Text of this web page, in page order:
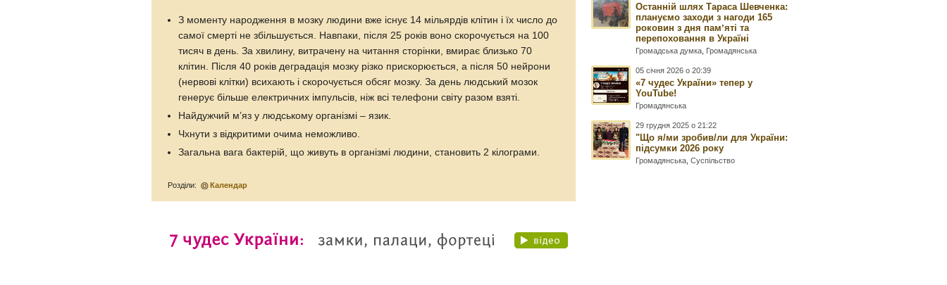
З моменту народження в мозку людини вже існує 14 мільярдів клітин і їх число до
самої смерті не збільшується. Навпаки, після 25 років воно скорочується на 100
тисяч в день. За хвилину, витрачену на читання сторінки, вмирає близько 70
клітин. Після 40 років деградація мозку різко прискорюється, а після 50 нейрони
(нервові клітки) всихають і скорочується обсяг мозку. За день людський мозок
генерує більше електричних імпульсів, ніж всі телефони світу разом взяті.
Найдужчий м’яз у людському організмі – язик.
Чхнути з відкритими очима неможливо.
Загальна вага бактерій, що живуть в організмі людини, становить 2 кілограми.
Розділи: Календар
Останній шлях Тараса Шевченка:
плануємо заходи з нагоди 165
роковин з дня памʼяті та
перепоховання в Україні
Громадська думка Громадянська
05 січня 2026 о 20:39
«7 чудес України» тепер у
YouTube!
Громадянська
29 грудня 2025 о 21:22
"Що я/ми зробив/ли для України:
підсумки 2026 року
Громадянська ,Суспільство